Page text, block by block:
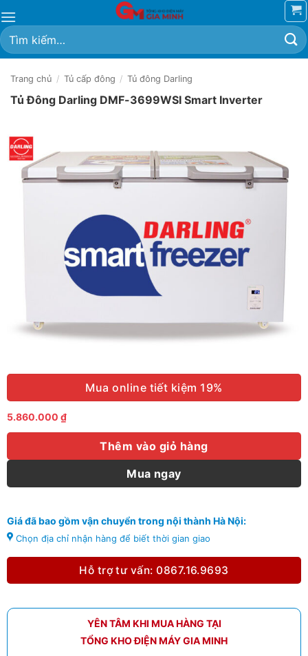
qua
nội
dung
Tìm
kiếm:
Trang chủ / Tủ cấp đông / Tủ đông Darling
Tủ Đông Darling DMF-3699WSI Smart Inverter
Mua online tiết kiệm 19%
5.860.000 ₫
Thêm vào giỏ hàng
Mua ngay
Giá đã bao gồm vận chuyển trong nội thành Hà Nội:
Chọn địa chỉ nhận hàng để biết thời gian giao
Hỗ trợ tư vấn: 0867.16.9693
YÊN TÂM KHI MUA HÀNG TẠI
TỔNG KHO ĐIỆN MÁY GIA MINH